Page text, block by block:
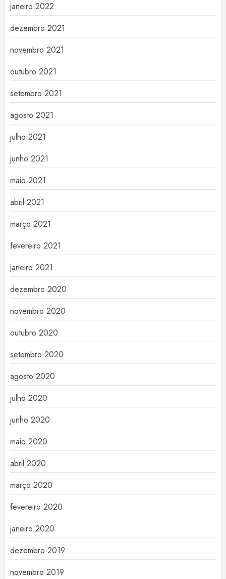
janeiro 2022
dezembro 2021
novembro 2021
outubro 2021
setembro 2021
agosto 2021
julho 2021
junho 2021
maio 2021
abril 2021
março 2021
fevereiro 2021
janeiro 2021
dezembro 2020
novembro 2020
outubro 2020
setembro 2020
agosto 2020
julho 2020
junho 2020
maio 2020
abril 2020
março 2020
fevereiro 2020
janeiro 2020
dezembro 2019
novembro 2019